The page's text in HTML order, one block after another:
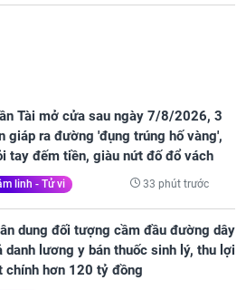
Tài mở cửa sau ngày 7/8/2026, 3
giáp ra đường 'đụng trúng hố vàng',
tay đếm tiền, giàu nứt đố đổ vách
linh - Tử vi 33 phút trước
dung đối tượng cầm đầu đường dây
danh lương y bán thuốc sinh lý, thu lợi
chính hơn 120 tỷ đồng